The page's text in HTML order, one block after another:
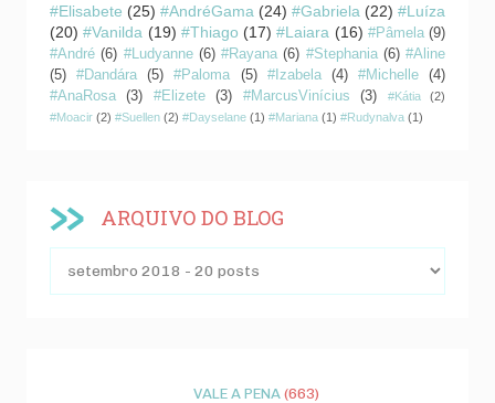
#Elisabete (25) #AndréGama (24) #Gabriela (22) #Luíza
(20) #Vanilda (19) #Thiago (17) #Laiara (16) #Pâmela (9)
#André (6) #Ludyanne (6) #Rayana (6) #Stephania (6) #Aline
(5)
#Dandára (5) #Paloma (5) #Izabela (4) #Michelle
(4)
#AnaRosa
(3) #Elizete (3) #MarcusVinícius (3) #Kátia
(2)
#Moacir (2) #Suellen (2) #Dayselane (1) #Mariana (1) #Rudynalva (1)
ARQUIVO DO BLOG
VALE A PENA (663)